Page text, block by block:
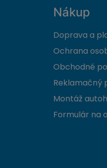
Nákup
Doprava a
Ochrana
Obchodné
Reklamačný
Montáž
Formulár na